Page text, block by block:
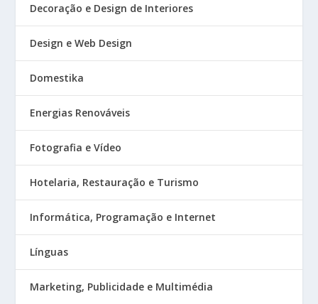
Decoração e Design de Interiores
Design e Web Design
Domestika
Energias Renováveis
Fotografia e Vídeo
Hotelaria, Restauração e Turismo
Informática, Programação e Internet
Línguas
Marketing, Publicidade e Multimédia